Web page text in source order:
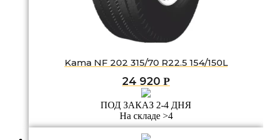
Kama NF 202 315/70 R22.5 154/150L
24 920 Р
ПОД ЗАКАЗ 2-4 ДНЯ
На складе >4